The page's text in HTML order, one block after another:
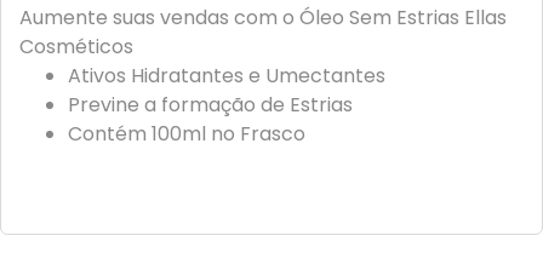
Aumente suas vendas com o Óleo Sem Estrias Ellas
Cosméticos
Ativos Hidratantes e Umectantes
Previne a formação de Estrias
Contém 100ml no Frasco